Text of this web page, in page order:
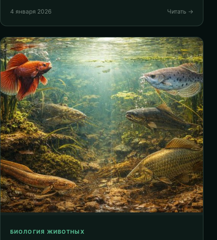
4 января 2026 Читать →
БИОЛОГИЯ ЖИВОТНЫХ